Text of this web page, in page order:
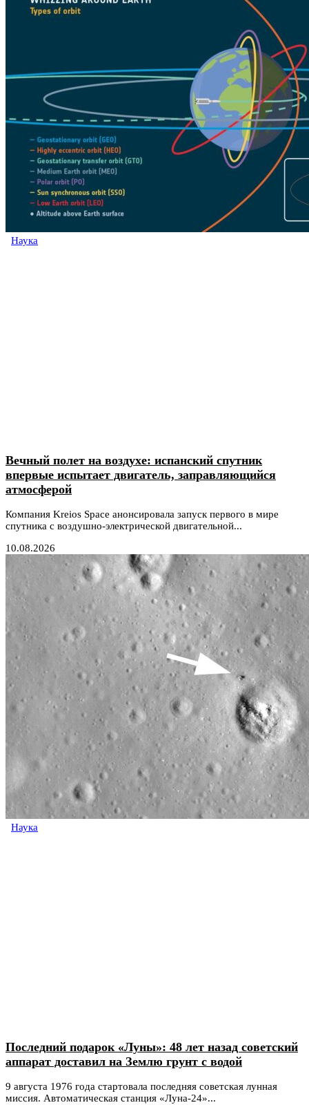
Наука
Вечный полет на воздухе: испанский спутник
впервые испытает двигатель, заправляющийся
атмосферой
Компания Kreios Space анонсировала запуск первого в мире
спутника с воздушно-электрической двигательной...
10.08.2026
Наука
Последний подарок «Луны»: 48 лет назад советский
аппарат доставил на Землю грунт с водой
9 августа 1976 года стартовала последняя советская лунная
миссия. Автоматическая станция «Луна-24»...